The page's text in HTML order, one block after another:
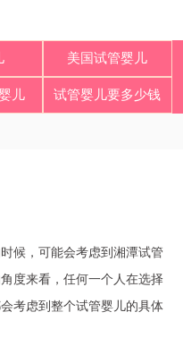
美国试管婴儿
儿 试管婴儿要多少钱
候，可能会考虑到湘潭试管
度来看，任何一个人在选择
考虑到整个试管婴儿的具体